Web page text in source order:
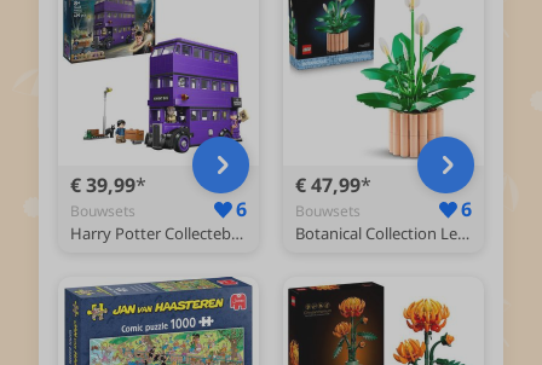
€ 39,99
Bouwsets 6
Harry Potter Collectebus™ avontuur, speelgoed 76446
€ 47,99
Bouwsets 6
Botanical Collection Lepelplant Bloemen Decoratie Bouwpakket 11504